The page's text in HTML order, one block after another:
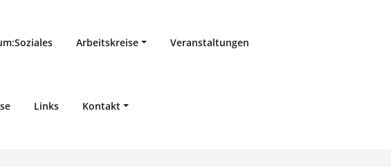
Arbeitskreise Veranstaltungen
Links Kontakt